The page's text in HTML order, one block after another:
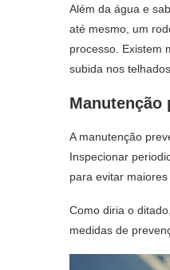
Além da água e
até mesmo, um
processo. Existem
subida nos
Manutenção
A manutenção
Inspecionar
para evitar
Como diria o
medidas de